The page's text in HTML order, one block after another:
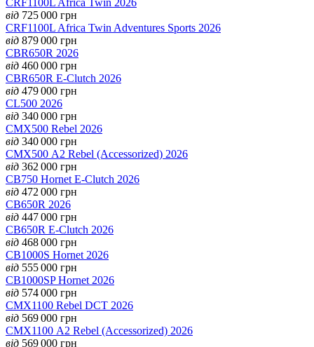
CRF1100L Africa Twin 2026
від 725 000 грн
CRF1100L Africa Twin Adventures Sports 2026
від 879 000 грн
CBR650R 2026
від 460 000 грн
CBR650R E-Clutch 2026
від 479 000 грн
CL500 2026
від 340 000 грн
CMX500 Rebel 2026
від 340 000 грн
CMX500 А2 Rebel (Accessorized) 2026
від 362 000 грн
CB750 Hornet E-Clutch 2026
від 472 000 грн
CB650R 2026
від 447 000 грн
CB650R E-Clutch 2026
від 468 000 грн
CB1000S Hornet 2026
від 555 000 грн
CB1000SP Hornet 2026
від 574 000 грн
CMX1100 Rebel DCT 2026
від 569 000 грн
CMX1100 А2 Rebel (Accessorized) 2026
від 569 000 грн